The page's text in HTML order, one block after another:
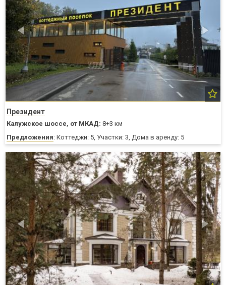
Президент
Калужское шоссе, от МКАД: 8+3 км
Предложения: Коттеджи: 5, Участки: 3, Дома в аренду: 5